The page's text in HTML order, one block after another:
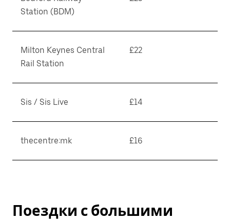
Station (BDM)
Milton Keynes Central
Rail Station
£22
Sis / Sis Live £14
thecentre:mk £16
Поездки с большими